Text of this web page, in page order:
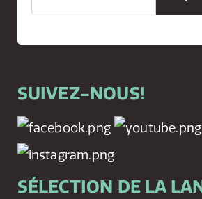
SUIVEZ-NOUS!
SÉLECTION DE LA